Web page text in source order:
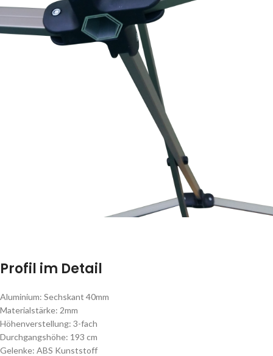
Profil im Detail
Aluminium: Sechskant 40mm
Materialstärke: 2mm
Höhenverstellung: 3-fach
Durchgangshöhe: 193 cm
Gelenke: ABS Kunststoff